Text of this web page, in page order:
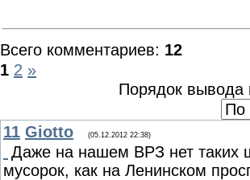
Всего комментариев: 12
1 2 »
Порядок вывода
11 Giotto (05.12.2012 22:38)
Даже на нашем ВРЗ нет таких
мусорок, как на Ленинском